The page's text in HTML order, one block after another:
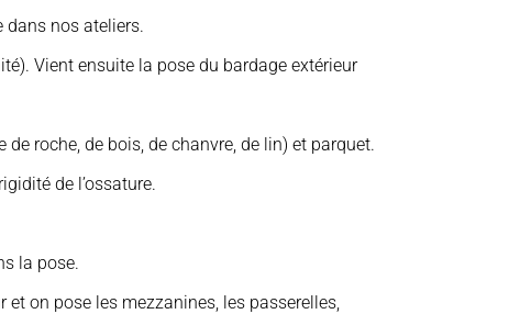
dans nos ateliers.
Vient ensuite la pose du bardage extérieur
roche, de bois, de chanvre, de lin) et parquet.
de l’ossature.
la pose.
et on pose les mezzanines, les passerelles,